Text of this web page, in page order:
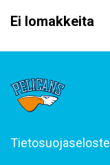
Ei lomakkeita
Tietosuojaseloste